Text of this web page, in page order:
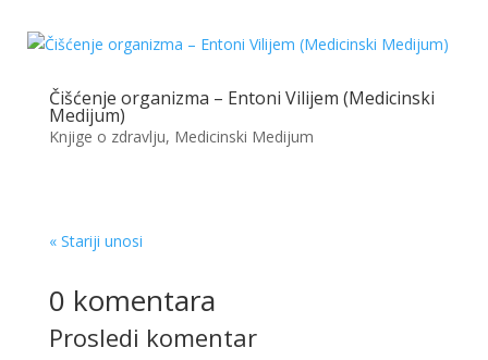
Čišćenje organizma – Entoni Vilijem (Medicinski
Medijum)
Knjige o zdravlju, Medicinski Medijum
« Stariji unosi
0 komentara
Prosledi komentar